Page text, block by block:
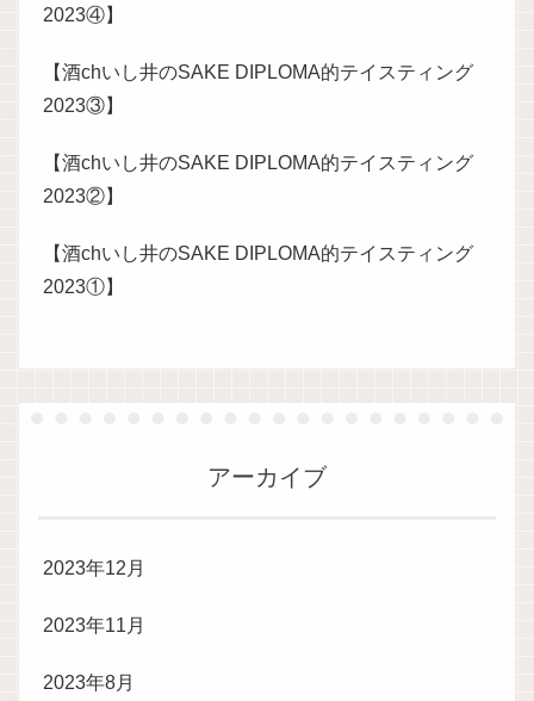
2023④】
【酒chいし井のSAKE DIPLOMA的テイスティング
2023③】
【酒chいし井のSAKE DIPLOMA的テイスティング
2023②】
【酒chいし井のSAKE DIPLOMA的テイスティング
2023①】
アーカイブ
2023年12月
2023年11月
2023年8月